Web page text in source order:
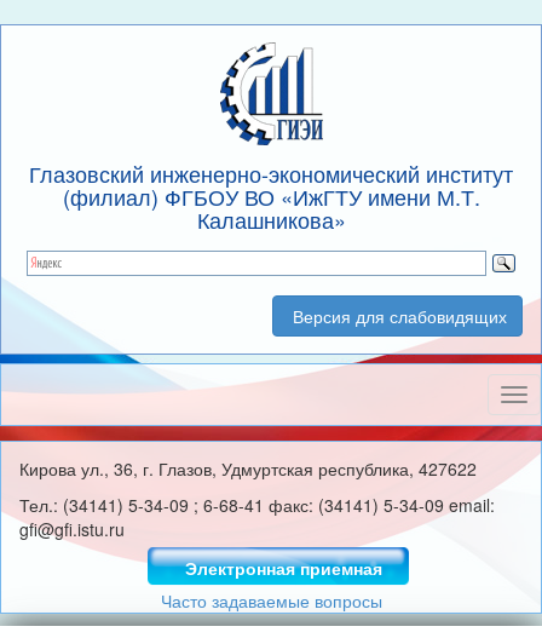
Глазовский инженерно-экономический институт
(филиал) ФГБОУ ВО «ИжГТУ имени М.Т.
Калашникова»
Версия для слабовидящих
Кирова ул., 36, г. Глазов, Удмуртская республика, 427622
Тел.: (34141) 5-34-09 ; 6-68-41 факс: (34141) 5-34-09 email:
gfi@gfi.istu.ru
Электронная приемная
Часто задаваемые вопросы